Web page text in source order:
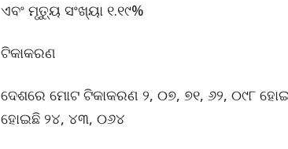
ଏବଂ ମୃତ୍ୟୁ ସଂଖ୍ୟା ୧.୧୯%
ଟିକାକରଣ
ଦେଶରେ ମୋଟ ଟିକାକରଣ ୨, ୦୭, ୭୧, ୬୨, ୦୯୮
ହୋଇଛି ୨୪, ୪୩, ୦୬୪